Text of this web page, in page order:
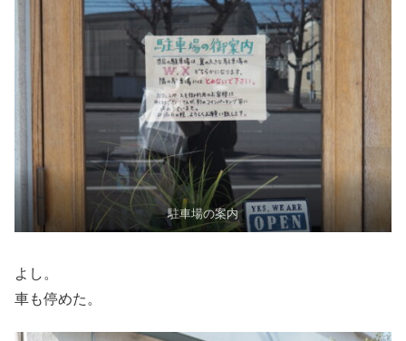
駐車場の案内
よし。
車も停めた。